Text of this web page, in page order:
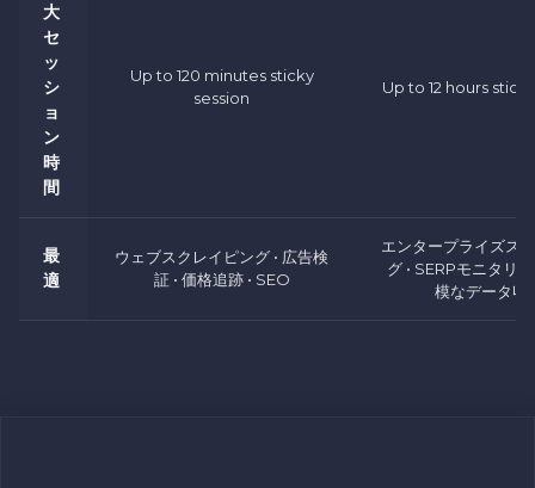
大
セ
ッ
シ
ョ
ン
時
間
Up to 120 minutes sticky
session
Up to 12 hours
最
適
ウェブスクレイピング • 広告検
証 • 価格追跡 • SEO
エンタープライズス
グ • SERPモニタリ
模なデータ収